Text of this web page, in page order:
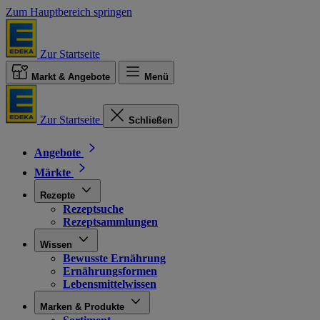
Zum Hauptbereich springen
Zur Startseite
Markt & Angebote Menü
Zur Startseite Schließen
Angebote
Märkte
Rezepte
Rezeptsuche
Rezeptsammlungen
Wissen
Bewusste Ernährung
Ernährungsformen
Lebensmittelwissen
Marken & Produkte